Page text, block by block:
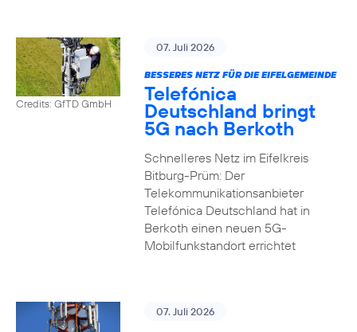
Credits: GfTD GmbH
07. Juli 2026
BESSERES NETZ FÜR DIE EIFELGEMEINDE
Telefónica
Deutschland bringt
5G nach Berkoth
Schnelleres Netz im Eifelkreis
Bitburg-Prüm: Der
Telekommunikationsanbieter
Telefónica Deutschland hat in
Berkoth einen neuen 5G-
Mobilfunkstandort errichtet
07. Juli 2026